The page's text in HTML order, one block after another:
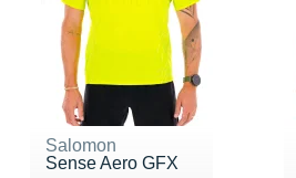
Salomon
Sense Aero GFX